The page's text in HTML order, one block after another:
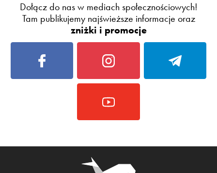
Dołącz do nas w mediach społecznościowych!
Tam publikujemy najświeższe informacje oraz
zniżki i promocje